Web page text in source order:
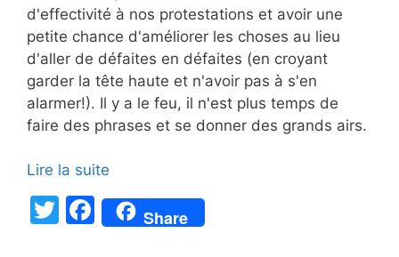
d'effectivité à nos protestations et avoir une
petite chance d'améliorer les choses au lieu
d'aller de défaites en défaites (en croyant
garder la tête haute et n'avoir pas à s'en
alarmer!). Il y a le feu, il n'est plus temps de
faire des phrases et se donner des grands airs.
Lire la suite
T
F
a
Share